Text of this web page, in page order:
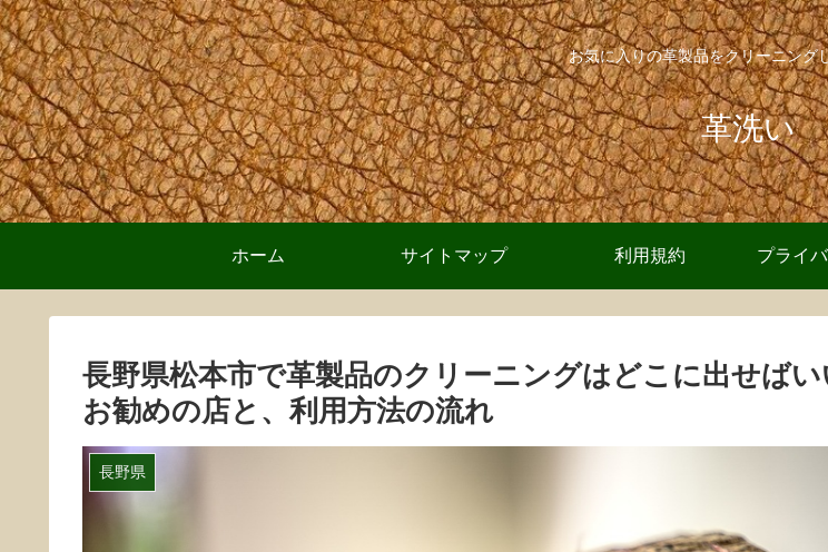
お気に入りの革製品をクリーニング
革洗い
ホーム サイトマップ 利用規約 プライ
長野県松本市で革製品のクリーニングはどこに出せばい
お勧めの店と、利用方法の流れ
長野県